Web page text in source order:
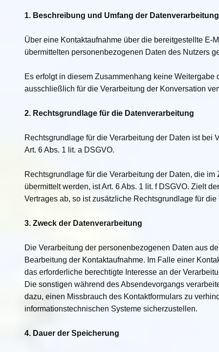
1. Beschreibung und Umfang der Datenverarbeitung
Über eine Kontaktaufnahme über die bereitgestellte E-
übermittelten personenbezogenen Daten des Nutzers
Es erfolgt in diesem Zusammenhang keine
ausschließlich für die Verarbeitung der Konversation
2. Rechtsgrundlage für die Datenverarbeitung
Rechtsgrundlage für die Verarbeitung der Daten ist bei
Art. 6 Abs. 1 lit. a DSGVO.
Rechtsgrundlage für die Verarbeitung der Daten, die
übermittelt werden, ist Art. 6 Abs. 1 lit. f DSGVO. Zielt
Vertrages ab, so ist zusätzliche Rechtsgrundlage für
3. Zweck der Datenverarbeitung
Die Verarbeitung der personenbezogenen Daten aus
Bearbeitung der Kontaktaufnahme. Im Falle einer
das erforderliche berechtigte Interesse an der
Die sonstigen während des Absendevorgangs
dazu, einen Missbrauch des Kontaktformulars zu
informationstechnischen Systeme sicherzustellen.
4. Dauer der Speicherung